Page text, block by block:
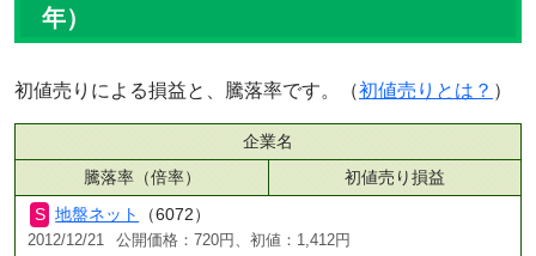
年）
初値売りによる損益と、騰落率です。（初値売りとは？ ）
企業名
騰落率（倍率）
初値売り損益
地盤ネット
（6072）
2012/12/21 公開価格：720円、初値：1,412円